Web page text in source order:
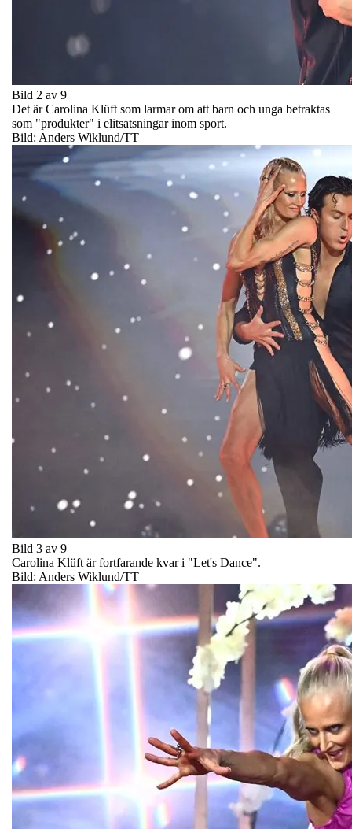
Bild 2 av 9
Det är Carolina Klüft som larmar om att barn och unga betraktas
som "produkter" i elitsatsningar inom sport.
Bild: Anders Wiklund/TT
Bild 3 av 9
Carolina Klüft är fortfarande kvar i "Let's Dance".
Bild: Anders Wiklund/TT